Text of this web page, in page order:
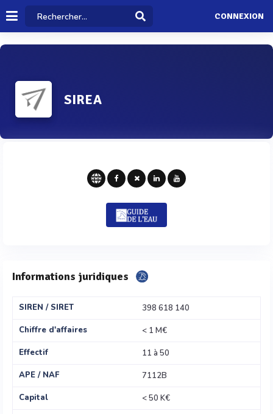
CONNEXION
SIREA
Informations juridiques
SIREN / SIRET
398 618 140
Chiffre d'affaires
< 1 M€
Effectif
11 à 50
APE / NAF
7112B
Capital
< 50 K€